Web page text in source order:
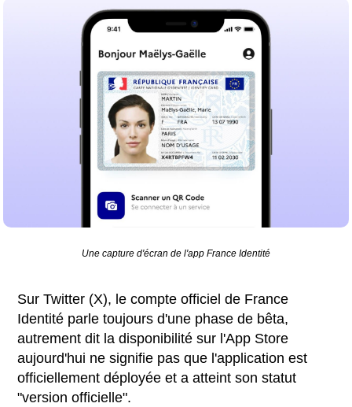
Une capture d'écran de l'app France Identité
Sur Twitter (X), le compte officiel de France
Identité parle toujours d'une phase de bêta,
autrement dit la disponibilité sur l'App Store
aujourd'hui ne signifie pas que l'application est
officiellement déployée et a atteint son statut
"version officielle".